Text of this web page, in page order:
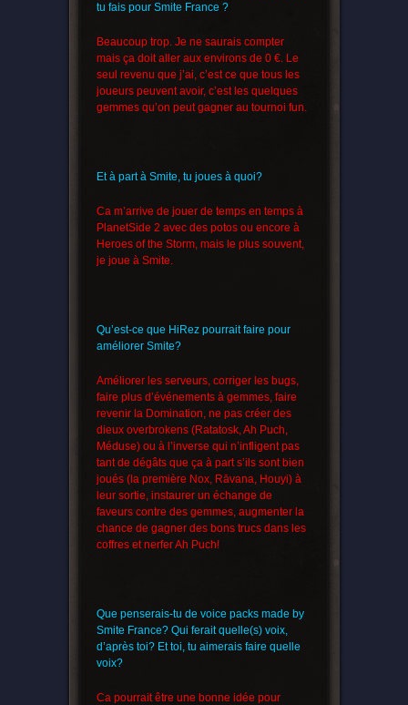
tu fais pour Smite France ?
Beaucoup trop. Je ne saurais compter
mais ça doit aller aux environs de 0 €. Le
seul revenu que j’ai, c’est ce que tous les
joueurs peuvent avoir, c’est les quelques
gemmes qu’on peut gagner au tournoi fun.
Et à part à Smite, tu joues à quoi?
Ca m’arrive de jouer de temps en temps à
PlanetSide 2 avec des potos ou encore à
Heroes of the Storm, mais le plus souvent,
je joue à Smite.
Qu’est-ce que HiRez pourrait faire pour
améliorer Smite?
Améliorer les serveurs, corriger les bugs,
faire plus d’événements à gemmes, faire
revenir la Domination, ne pas créer des
dieux overbrokens (Ratatosk, Ah Puch,
Méduse) ou à l’inverse qui n’infligent pas
tant de dégâts que ça à part s’ils sont bien
joués (la première Nox, Rāvana, Houyi) à
leur sortie, instaurer un échange de
faveurs contre des gemmes, augmenter la
chance de gagner des bons trucs dans les
coffres et nerfer Ah Puch!
Que penserais-tu de voice packs made by
Smite France? Qui ferait quelle(s) voix,
d’après toi? Et toi, tu aimerais faire quelle
voix?
Ca pourrait être une bonne idée pour